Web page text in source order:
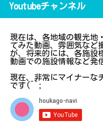
Youtubeチャンネル
現在は、各地域の観光地
てみた動画、雰囲気など
が、将来的には、各施設
動画での施設情報など発
現在、非常にマイナーな
です(^^;